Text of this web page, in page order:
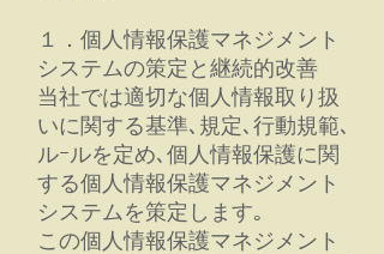
１．個人情報保護マネジメント
システムの策定と継続的改善
当社では適切な個人情報取り扱
いに関する基準､規定､行動規範､
ルｰルを定め､個人情報保護に関
する個人情報保護マネジメント
システムを策定します｡
この個人情報保護マネジメント